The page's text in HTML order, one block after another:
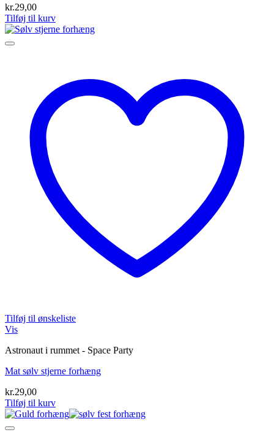
kr.29,00
Tilføj til kurv
Tilføj til ønskeliste
Vis
Astronaut i rummet - Space Party
Mat sølv stjerne forhæng
kr.29,00
Tilføj til kurv